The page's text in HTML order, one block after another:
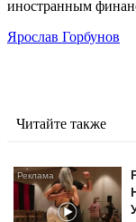
иностранным
Ярослав Горбунов
Читайте также